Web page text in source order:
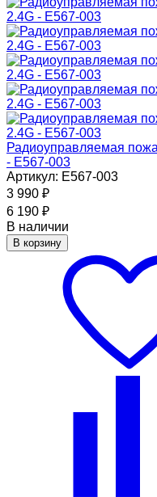
Радиоуправляемая
- E567-003
Артикул: E567-003
3 990 ₽
6 190 ₽
В наличии
В корзину